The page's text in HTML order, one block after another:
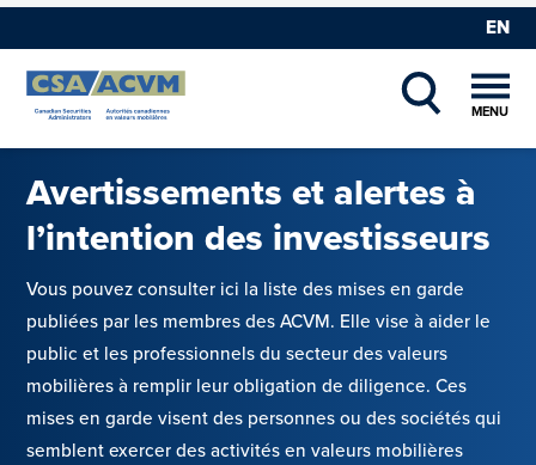
EN
SHOW
MENU
Avertissements et alertes à
l’intention des investisseurs
Vous pouvez consulter ici la liste des mises en garde
publiées par les membres des ACVM. Elle vise à aider le
public et les professionnels du secteur des valeurs
mobilières à remplir leur obligation de diligence. Ces
mises en garde visent des personnes ou des sociétés qui
semblent exercer des activités en valeurs mobilières